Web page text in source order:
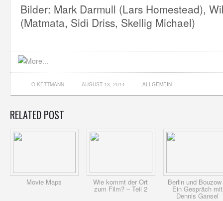
Bilder: Mark Darmull (Lars Homestead),
(Matmata, Sidi Driss, Skellig Michael)
O.KETTMANN AUGUST 13, 2014 ALLGEMEIN
RELATED POST
Movie Maps Wie kommt der Ort
zum Film? – Teil 2
Berlin und
Ein Gespräch mit
Dennis Gansel